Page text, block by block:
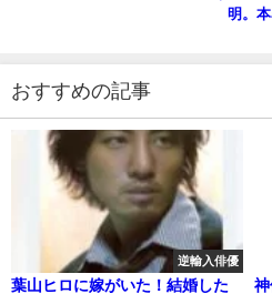
明。
おすすめの記事
逆輸入俳優
葉山ヒロに嫁がいた！結婚した